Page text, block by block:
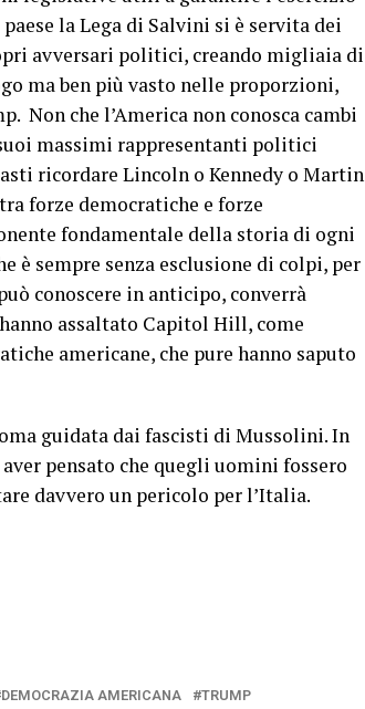
la Lega di Salvini si è servita dei
avversari politici, creando migliaia di
ma ben più vasto nelle proporzioni,
Non che l’America non conosca cambi
massimi rappresentanti politici
ricordare Lincoln o Kennedy o Martin
forze democratiche e forze
fondamentale della storia di ogni
è sempre senza esclusione di colpi, per
conoscere in anticipo, converrà
assaltato Capitol Hill, come
americane, che pure hanno saputo
guidata dai fascisti di Mussolini. In
pensato che quegli uomini fossero
davvero un pericolo per l’Italia.
DEMOCRAZIA AMERICANA TRUMP